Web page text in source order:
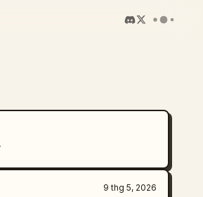
9 thg 5, 2026